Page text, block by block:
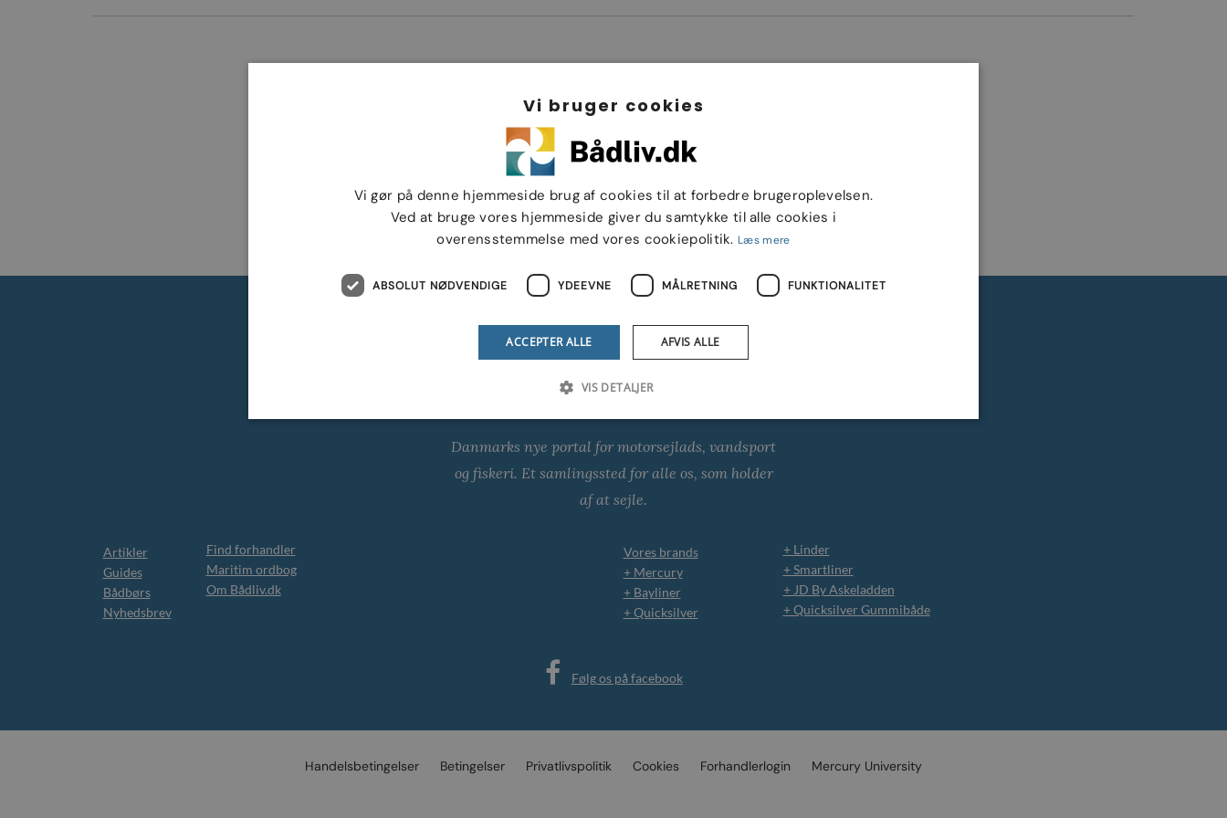
Bådliv.dk
Danmarks nye portal for motorsejlads, vandsport
og fiskeri. Et samlingssted for alle os, som holder
af at sejle.
Artikler
Guides
Bådbørs
Nyhedsbrev
Find forhandler
Maritim ordbog
Om Bådliv.dk
Vores brands
+ Mercury
+ Bayliner
+ Quicksilver
+ Linder
+ Smartliner
+ JD By Askeladden
+ Quicksilver Gummibåde
Følg os på facebook
Handelsbetingelser Betingelser Privatlivspolitik Cookies Forhandlerlogin Mercury University
Vi bruger cookies
Vi gør på denne hjemmeside brug af cookies til at forbedre brugeroplevelsen.
Ved at bruge vores hjemmeside giver du samtykke til alle cookies i
overensstemmelse med vores cookiepolitik. Læs mere
ABSOLUT NØDVENDIGE YDEEVNE MÅLRETNING FUNKTIONALITET
ACCEPTER ALLE AFVIS ALLE
VIS DETALJER